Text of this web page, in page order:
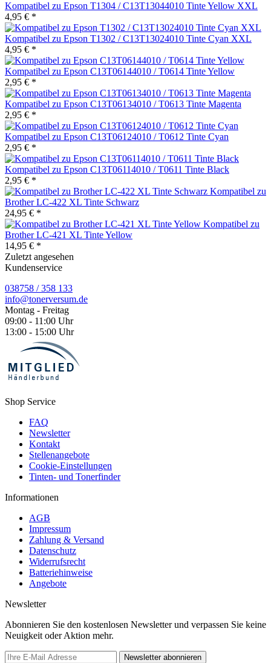
Kompatibel zu Epson T1304 / C13T13044010 Tinte Yellow XXL
4,95 € *
Kompatibel zu Epson T1302 / C13T13024010 Tinte Cyan XXL
4,95 € *
Kompatibel zu Epson C13T06144010 / T0614 Tinte Yellow
2,95 € *
Kompatibel zu Epson C13T06134010 / T0613 Tinte Magenta
2,95 € *
Kompatibel zu Epson C13T06124010 / T0612 Tinte Cyan
2,95 € *
Kompatibel zu Epson C13T06114010 / T0611 Tinte Black
2,95 € *
Kompatibel zu
Brother LC-422 XL Tinte Schwarz
24,95 € *
Kompatibel zu
Brother LC-421 XL Tinte Yellow
14,95 € *
Zuletzt angesehen
Kundenservice
038758 / 358 133
info@tonerversum.de
Montag - Freitag
09:00 - 11:00 Uhr
13:00 - 15:00 Uhr
Shop Service
FAQ
Newsletter
Kontakt
Stellenangebote
Cookie-Einstellungen
Tinten- und Tonerfinder
Informationen
AGB
Impressum
Zahlung & Versand
Datenschutz
Widerrufsrecht
Batteriehinweise
Angebote
Newsletter
Abonnieren Sie den kostenlosen Newsletter und verpassen Sie keine
Neuigkeit oder Aktion mehr.
Newsletter abonnieren